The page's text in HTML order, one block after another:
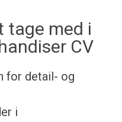
tage med i
CV
for detail- og
i